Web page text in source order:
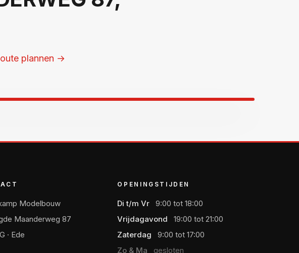
plannen →
Modelbouw
Maanderweg 87
· Ede
OPENINGSTIJDEN
Di t/m Vr
9:00 tot 18:00
Vrijdagavond
19:00 tot 21:00
Zaterdag
9:00 tot 17:00
Zo & Ma gesloten